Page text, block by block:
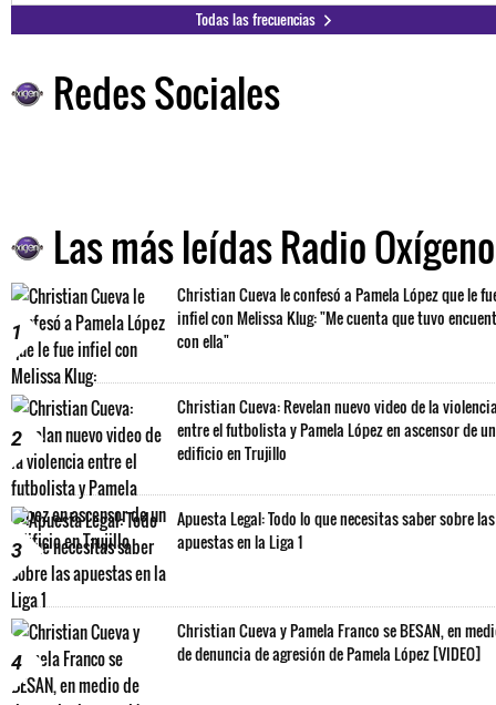
Todas las frecuencias
Redes Sociales
Las más leídas Radio Oxígeno
1
Christian Cueva le confesó a Pamela López que le
infiel con Melissa Klug: "Me cuenta que tuvo
con ella"
2
Christian Cueva: Revelan nuevo video de la
entre el futbolista y Pamela López en ascensor de un
edificio en Trujillo
3
Apuesta Legal: Todo lo que necesitas saber sobre las
apuestas en la Liga 1
4
Christian Cueva y Pamela Franco se BESAN, en
de denuncia de agresión de Pamela López [VIDEO]